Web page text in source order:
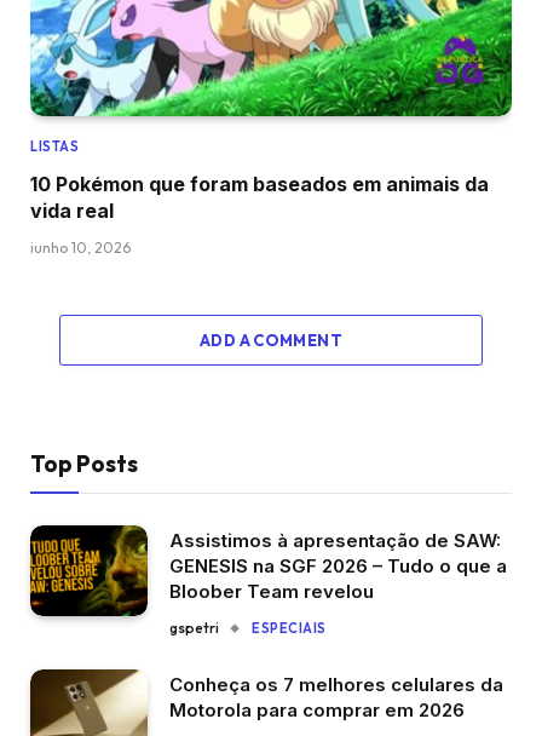
LISTAS
10 Pokémon que foram baseados em animais da
vida real
junho 10, 2026
ADD A COMMENT
Top Posts
Assistimos à apresentação de SAW:
GENESIS na SGF 2026 – Tudo o que a
Bloober Team revelou
gspetri ESPECIAIS
Conheça os 7 melhores celulares da
Motorola para comprar em 2026